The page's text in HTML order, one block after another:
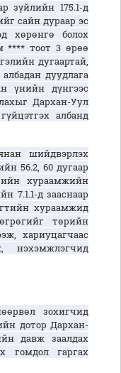
зүйлийн 175.1-д
сайн дураар эс
хөрөнгө болох
**** тоот 3 өрөө
дугаартай,
дуудлага
үнийн дүнгээс
Дархан-Уул
албанд
шийдвэрлэх
56.2, 60 дугаар
хураамжийн
7.1.1-д зааснаар
хураамжид
төрийн
хариуцагчаас
нэхэмжлэгчид
зохигчид
дотор Дархан-
давж заалдах
гомдол гаргах